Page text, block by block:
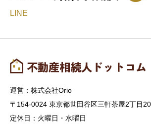
LINE
運営：株式会社Orio
〒154-0024 東京都世田谷区三軒茶屋2丁目
定休日：火曜日・水曜日